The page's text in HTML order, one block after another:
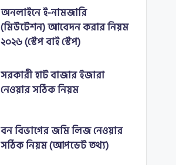
অনলাইনে ই-নামজারি
(মিউটেশন) আবেদন করার নিয়ম
২০২৬ (স্টেপ বাই স্টেপ)
সরকারী হাট বাজার ইজারা
নেওয়ার সঠিক নিয়ম
বন বিভাগের জমি লিজ নেওয়ার
সঠিক নিয়ম (আপডেট তথ্য)